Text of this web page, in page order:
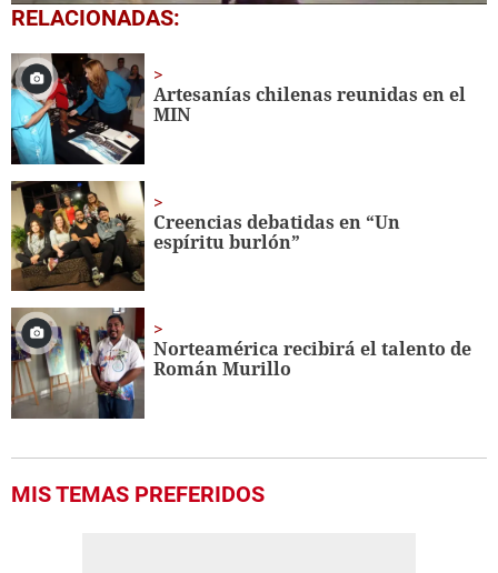
0
seconds
1
minute,
18
seconds
RELACIONADAS:
Artesanías chilenas reunidas en el
MIN
Creencias debatidas en “Un
espíritu burlón”
Norteamérica recibirá el talento de
Román Murillo
MIS TEMAS PREFERIDOS